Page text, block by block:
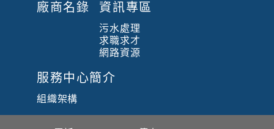
廠商名錄 資訊專區
污水處理
求職求才
網路資源
服務中心簡介
組織架構